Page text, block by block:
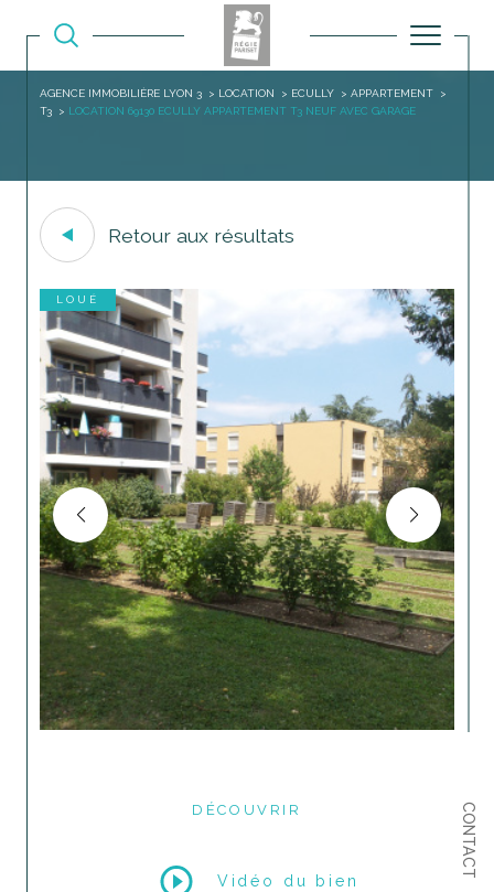
CONTACT
AGENCE IMMOBILIÈRE LYON 3 LOCATION ECULLY
APPARTEMENT
T3
LOCATION 69130 ECULLY APPARTEMENT T3 NEUF AVEC GARAGE
Retour aux résultats
LOUÉ
DÉCOUVRIR
Vidéo du bien